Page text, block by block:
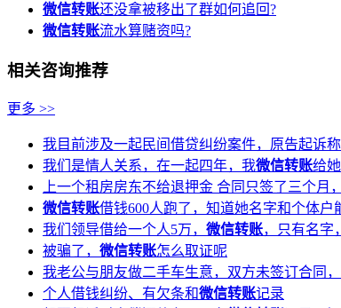
微信转账还没拿被移出了群如何追回?
微信转账流水算赌资吗?
相关咨询推荐
更多 >>
我目前涉及一起民间借贷纠纷案件，原告起诉
我们是情人关系，在一起四年，我微信转账给
上一个租房房东不给退押金 合同只签了三个月
微信转账借钱600人跑了，知道她名字和个体户
我们领导借给一个人5万， 微信转账，只有名字
被骗了， 微信转账怎么取证呢
我老公与朋友做二手车生意，双方未签订合同
个人借钱纠纷、有欠条和微信转账记录